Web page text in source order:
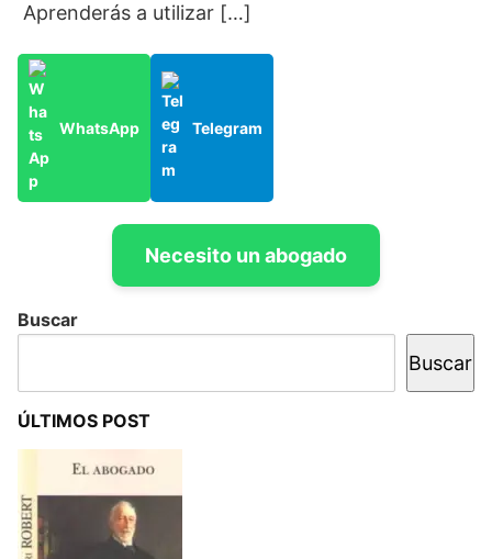
Aprenderás a utilizar […]
WhatsApp Telegram
Necesito un abogado
Buscar
Buscar
ÚLTIMOS POST